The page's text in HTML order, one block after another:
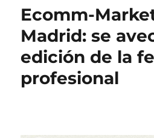
Ecomm-
Madrid: se
edición de la
profesional